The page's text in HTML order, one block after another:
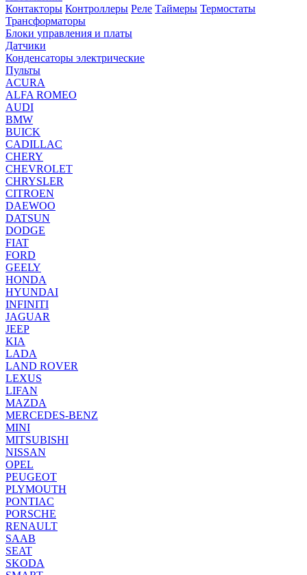
Контакторы Контроллеры Реле Таймеры Термостаты
Трансформаторы
Блоки управления и платы
Датчики
Конденсаторы электрические
Пульты
ACURA
ALFA ROMEO
AUDI
BMW
BUICK
CADILLAC
CHERY
CHEVROLET
CHRYSLER
CITROEN
DAEWOO
DATSUN
DODGE
FIAT
FORD
GEELY
HONDA
HYUNDAI
INFINITI
JAGUAR
JEEP
KIA
LADA
LAND ROVER
LEXUS
LIFAN
MAZDA
MERCEDES-BENZ
MINI
MITSUBISHI
NISSAN
OPEL
PEUGEOT
PLYMOUTH
PONTIAC
PORSCHE
RENAULT
SAAB
SEAT
SKODA